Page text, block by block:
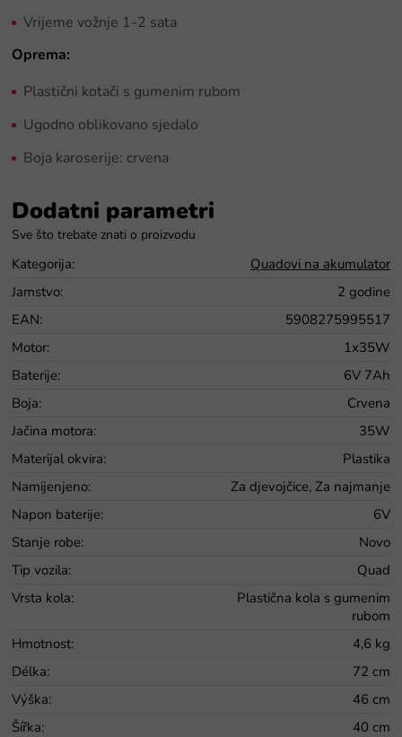
Vrijeme vožnje 1-2 sata
Oprema:
Plastični kotači s gumenim rubom
Ugodno oblikovano sjedalo
Boja karoserije: crvena
Dodatni parametri
Kategorija:
Quadovi na akumulator
Jamstvo:
2 godine
EAN:
5908275995517
Motor:
1x35W
Baterije:
6V 7Ah
Boja:
Crvena
Jačina motora:
35W
Materijal okvira:
Plastika
Namijenjeno:
Za djevojčice, Za najmanje
Napon baterije:
6V
Stanje robe:
Novo
Tip vozila:
Quad
Vrsta kola:
Plastična kola s gumenim
rubom
Hmotnost:
4,6 kg
Délka:
72 cm
Výška:
46 cm
Šířka:
40 cm